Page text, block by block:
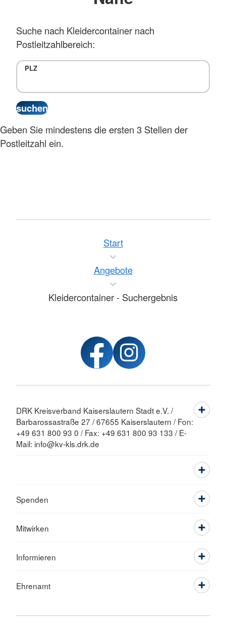
Suche nach Kleidercontainer nach
Postleitzahlbereich:
PLZ
Geben Sie mindestens die ersten 3 Stellen der
Postleitzahl ein.
Start
Angebote
Kleidercontainer - Suchergebnis
DRK Kreisverband Kaiserslautern Stadt e.V. /
Barbarossastraße 27 / 67655 Kaiserslautern / Fon:
+49 631 800 93 0 / Fax: +49 631 800 93 133 / E-
Mail: info@kv-kls.drk.de
Spenden
Mitwirken
Informieren
Ehrenamt